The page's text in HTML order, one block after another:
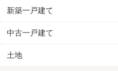
新築一戸建て
中古一戸建て
土地